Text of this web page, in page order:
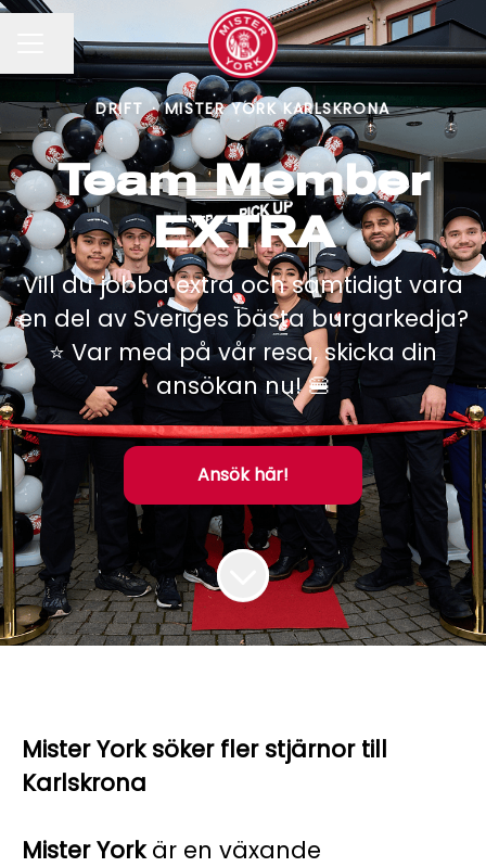
KARRIÄRMENY
Dela sidan
DRIFT · MISTER YORK KARLSKRONA
Team Member
EXTRA
Vill du jobba extra och samtidigt vara
en del av Sveriges bästa burgarkedja?
⭐️ Var med på vår resa, skicka din
ansökan nu! 🍔
Ansök här!
Mister York söker fler stjärnor till
Karlskrona
Mister Yorkär en växande